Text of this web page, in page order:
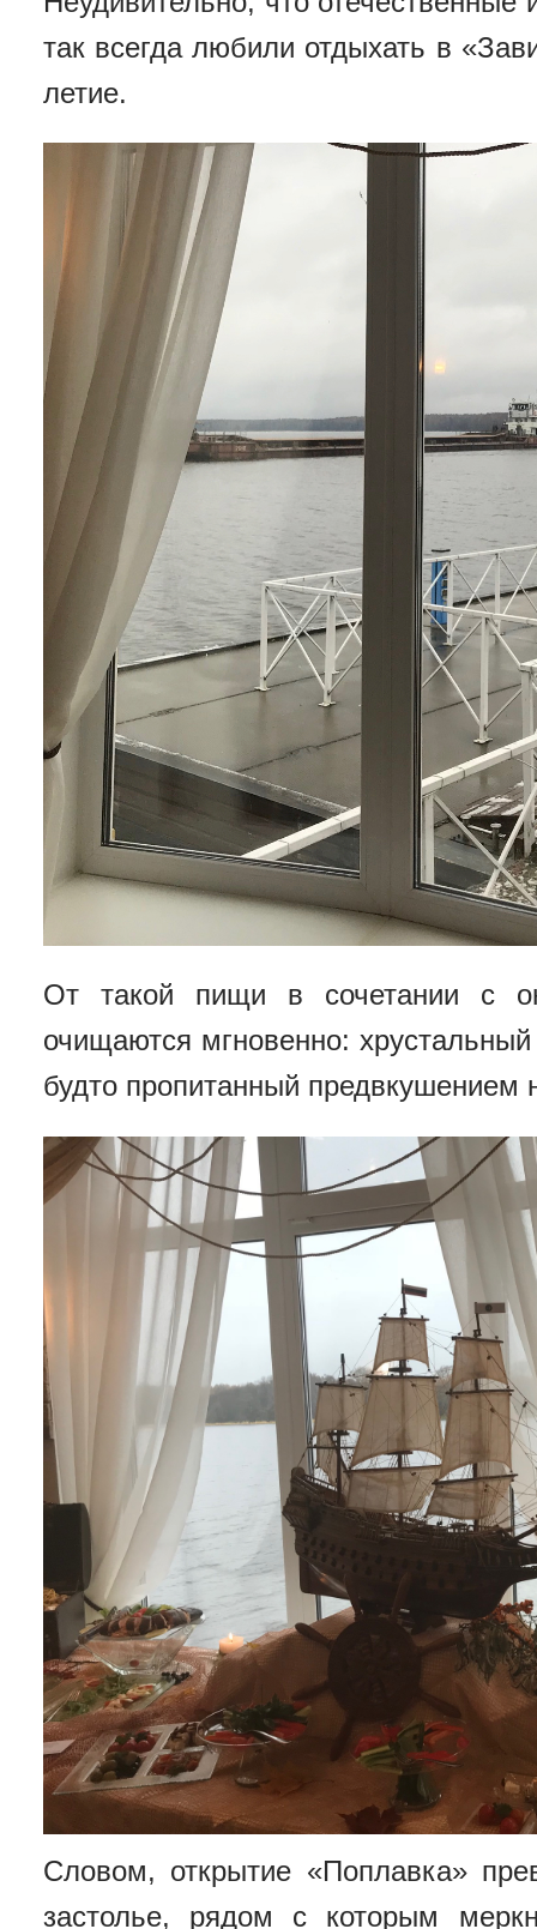
так всегда любили отдыхать в
летие.
От такой пищи в сочетании с
очищаются мгновенно:
будто пропитанный предвкушением
Словом, открытие «Поплавка»
застолье, рядом с которым